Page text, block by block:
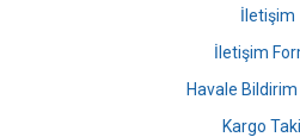
Gönder
İletişim
İletişim
Havale
Kargo